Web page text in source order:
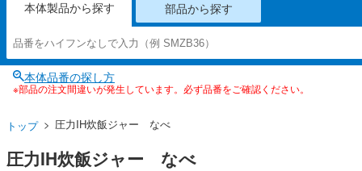
本体製品から探す 部品から探す
本体品番の探し方
※部品の注文間違いが発生しています。必ず品番をご確認ください。
トップ 圧力IH炊飯ジャー なべ
圧力IH炊飯ジャー なべ